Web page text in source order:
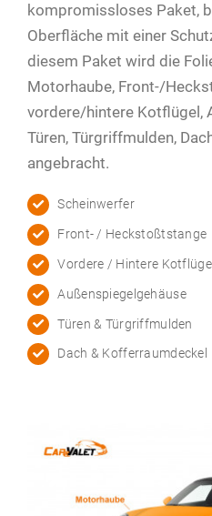
kompromissloses Paket,
Oberfläche mit einer
diesem Paket wird die
Motorhaube, Front-/
vordere/hintere Kotflügel,
Türen, Türgriffmulden,
angebracht.
Scheinwerfer
Front- / Heckstoßtstange
Vordere / Hintere Kotflügel
Außenspiegelgehäuse
Türen & Türgriffmulden
Dach & Kofferraumdeckel